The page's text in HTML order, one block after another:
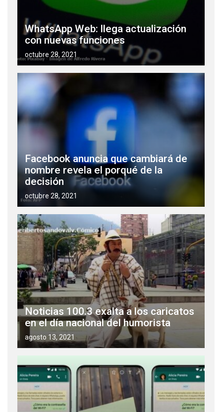
WhatsApp Web: llega actualización
con nuevas funciones
octubre 28, 2021
Facebook anuncia que cambiará de
nombre revela el porqué de la
decisión
octubre 28, 2021
Noticias 100.3 exalta a los caricatos
en el día nacional del humorista
agosto 13, 2021